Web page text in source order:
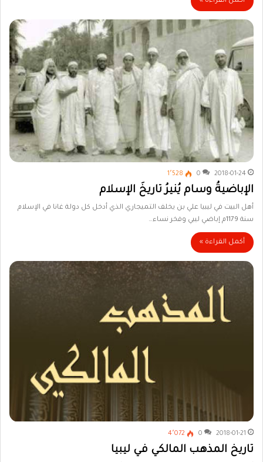
2018-01-24
0 1٬528
الإباضيةُ وسام يُنيرُ تاريخَ الإسلام
أهل البيت في ليبيا علي بن يخلف التميجاري الذي أدخل كل دولة غانا في الإسلام
سنة 1179م إباضي ليبي وفخر نساء…
أكمل القراءة »
2018-01-21
0 4٬072
تاريخ المذهب المالكي في ليبيا